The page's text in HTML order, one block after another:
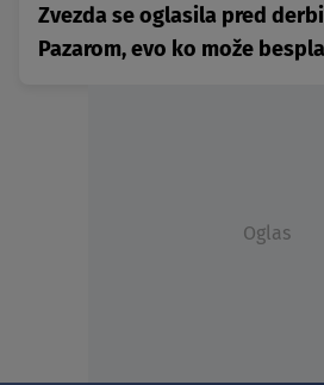
Zvezda se oglasila pred
Pazarom, evo ko može
Oglas